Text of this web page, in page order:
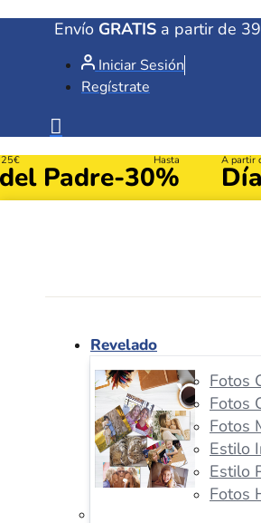
Envío GRATIS a partir de
Iniciar Sesión
Regístrate
Padre
Hasta
-30%
A partir
Revelado
Fotos
Fotos
Fotos
Estilo
Estilo
Fotos